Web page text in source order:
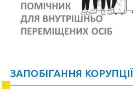
ЗАПОБІГАННЯ КОРУПЦІЇ